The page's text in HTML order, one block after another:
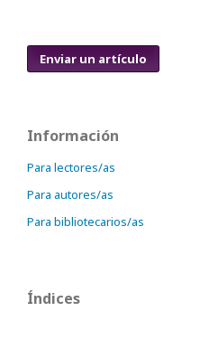
Enviar un artículo
Información
Para lectores/as
Para autores/as
Para bibliotecarios/as
Índices